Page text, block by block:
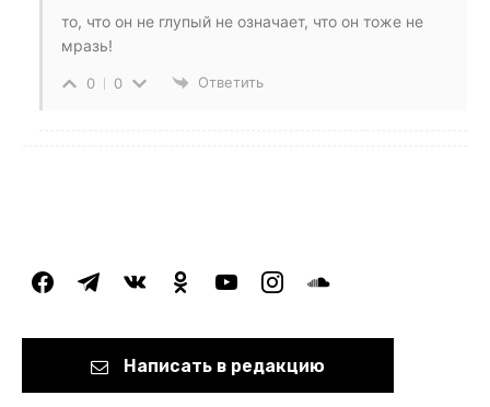
то, что он не глупый не означает, что он тоже не
мразь!
0 0 Ответить
facebooktelegramvkontakteodnoklassniki
youtubeinstagramsoundcloud
Написать в редакцию